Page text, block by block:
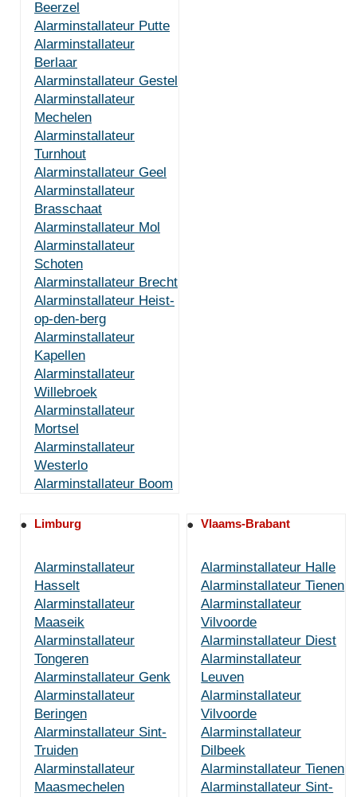
Beerzel
Alarminstallateur Putte
Alarminstallateur
Berlaar
Alarminstallateur Gestel
Alarminstallateur
Mechelen
Alarminstallateur
Turnhout
Alarminstallateur Geel
Alarminstallateur
Brasschaat
Alarminstallateur Mol
Alarminstallateur
Schoten
Alarminstallateur Brecht
Alarminstallateur Heist-
op-den-berg
Alarminstallateur
Kapellen
Alarminstallateur
Willebroek
Alarminstallateur
Mortsel
Alarminstallateur
Westerlo
Alarminstallateur Boom
Limburg
Alarminstallateur
Hasselt
Alarminstallateur
Maaseik
Alarminstallateur
Tongeren
Alarminstallateur Genk
Alarminstallateur
Beringen
Alarminstallateur Sint-
Truiden
Alarminstallateur
Maasmechelen
Vlaams-Brabant
Alarminstallateur Halle
Alarminstallateur Tienen
Alarminstallateur
Vilvoorde
Alarminstallateur Diest
Alarminstallateur
Leuven
Alarminstallateur
Vilvoorde
Alarminstallateur
Dilbeek
Alarminstallateur Tienen
Alarminstallateur Sint-